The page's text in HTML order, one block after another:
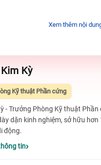
Xem thêm nội
Kỳ
Kỹ thuật Phần cứng
- Trưởng Phòng Kỹ thuật
dặn kinh nghiệm, sở hữu
động.
tin